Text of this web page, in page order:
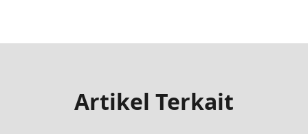
Artikel Terkait